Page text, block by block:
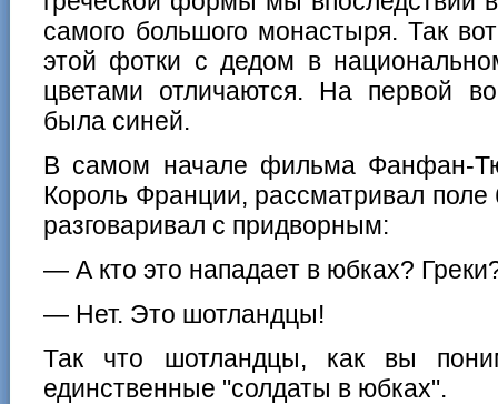
самого большого монастыря. Так
этой фотки с дедом в
цветами отличаются. На первой
была синей.
В самом начале фильма Фанфан-
Король Франции, рассматривал
разговаривал с придворным:
— А кто это нападает в юбках?
— Нет. Это шотландцы!
Так что шотландцы, как вы
единственные "солдаты в юбках".